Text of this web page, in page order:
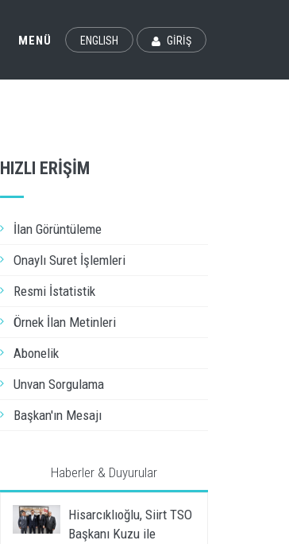
MENÜ ENGLISH GİRİŞ
HIZLI ERİŞİM
İlan Görüntüleme
Onaylı Suret İşlemleri
Resmi İstatistik
Örnek İlan Metinleri
Abonelik
Unvan Sorgulama
Başkan'ın Mesajı
Haberler & Duyurular
Hisarcıklıoğlu, Siirt TSO
Başkanı Kuzu ile